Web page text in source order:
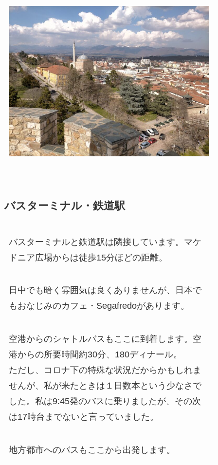
バスターミナル・鉄道駅
バスターミナルと鉄道駅は隣接しています。マケ
ドニア広場からは徒歩15分ほどの距離。
日中でも暗く雰囲気は良くありませんが、日本で
もおなじみのカフェ・Segafredoがあります。
空港からのシャトルバスもここに到着します。空
港からの所要時間約30分、180ディナール。
ただし、コロナ下の特殊な状況だからかもしれま
せんが、私が来たときは１日数本という少なさで
した。私は9:45発のバスに乗りましたが、その次
は17時台までないと言っていました。
地方都市へのバスもここから出発します。